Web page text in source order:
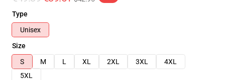
Type
Unisex
Size
S
M L XL 2XL 3XL
4XL
5XL